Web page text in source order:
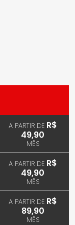
A PARTIR DE R$
49,90
MÊS
A PARTIR DE R$
49,90
MÊS
A PARTIR DE R$
89,90
MÊS